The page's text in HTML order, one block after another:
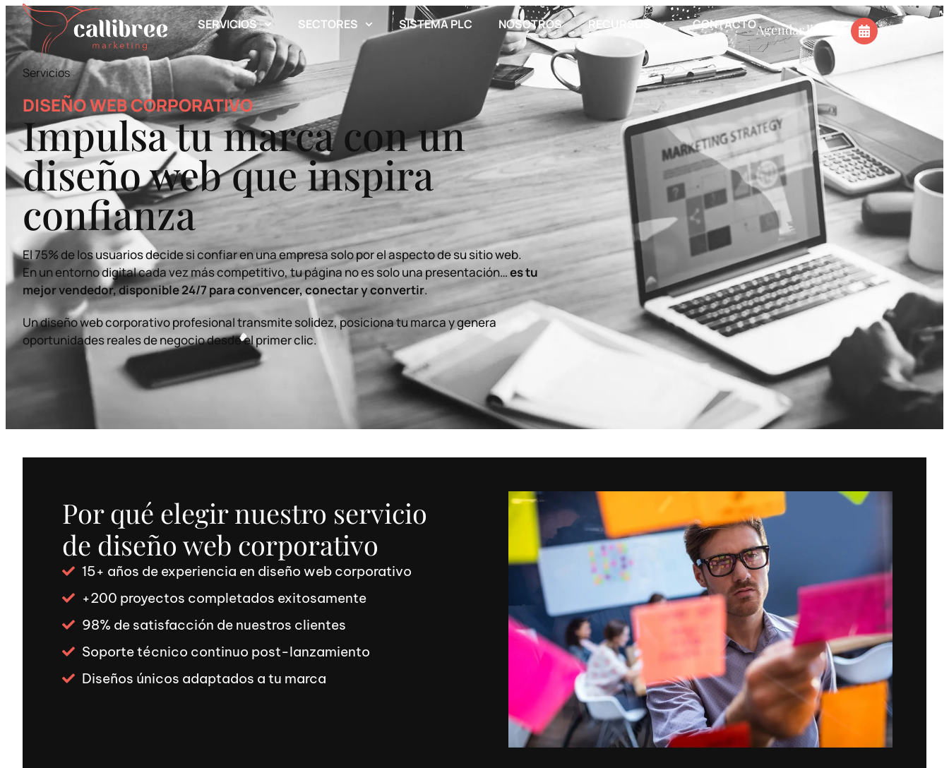
contenido
SERVICIOS SECTORES SISTEMA PLC NOSOTROS RECURSOS CONTACTOAgendar llamada
Servicios
DISEÑO WEB CORPORATIVO
Impulsa tu marca con un
diseño web que inspira
confianza
El 75% de los usuarios decide si confiar en una empresa solo por el aspecto de su sitio web.
En un entorno digital cada vez más competitivo, tu página no es solo una presentación…es tu
mejor vendedor, disponible 24/7 para convencer, conectar y convertir.
Undiseño webcorporativo profesional transmite solidez, posiciona tu marca y genera
oportunidades reales de negocio desde el primer clic.
Por qué elegir nuestro servicio
de diseño web corporativo
15+ años de experiencia en diseño web corporativo
+200 proyectos completados exitosamente
98% de satisfacción de nuestros clientes
Soporte técnico continuo post-lanzamiento
Diseños únicos adaptados a tu marca